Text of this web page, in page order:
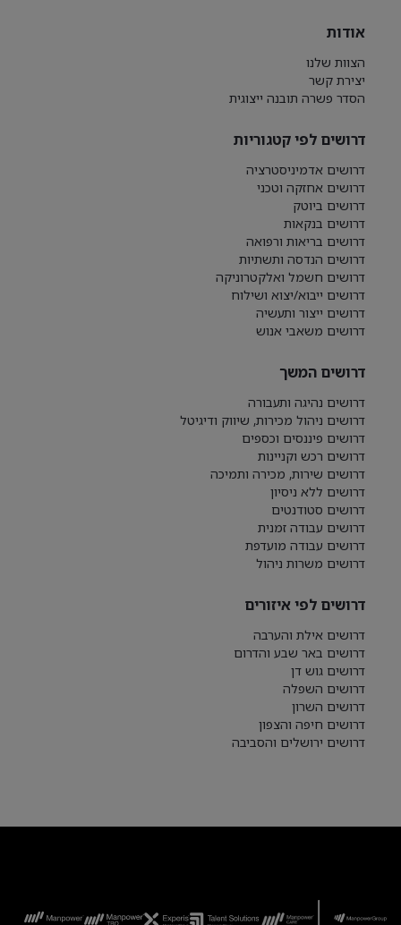
אודות
הצוות שלנו
יצירת קשר
הסדר פשרה תובנה ייצוגית
דרושים לפי קטגוריות
דרושים אדמיניסטרציה
דרושים אחזקה וטכני
דרושים ביוטק
דרושים בנקאות
דרושים בריאות ורפואה
דרושים הנדסה ותשתיות
דרושים חשמל ואלקטרוניקה
דרושים ייבוא/יצוא ושילוח
דרושים ייצור ותעשיה
דרושים משאבי אנוש
דרושים המשך
דרושים נהיגה ותעבורה
דרושים ניהול מכירות, שיווק ודיגיטל
דרושים פיננסים וכספים
דרושים רכש וקניינות
דרושים שירות, מכירה ותמיכה
דרושים ללא ניסיון
דרושים סטודנטים
דרושים עבודה זמנית
דרושים עבודה מועדפת
דרושים משרות ניהול
דרושים לפי איזורים
דרושים אילת והערבה
דרושים באר שבע והדרום
דרושים גוש דן
דרושים השפלה
דרושים השרון
דרושים חיפה והצפון
דרושים ירושלים והסביבה